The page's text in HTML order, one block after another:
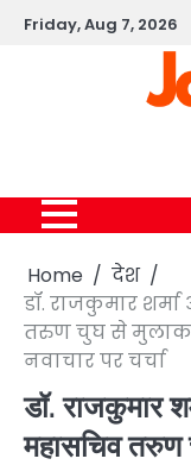
SkipFriday, Aug 7, 2026
Home
देश
डॉ. राजकुमार
तरुण चुघ से
नवाचार पर चर्चा
डॉ. राजकुमार
महासचिव तरुण